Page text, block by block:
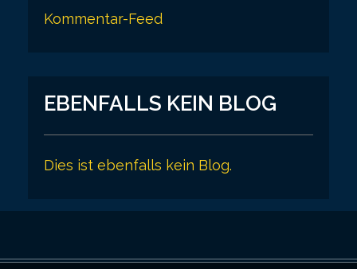
Kommentar-Feed
EBENFALLS KEIN BLOG
Dies ist ebenfalls kein Blog.